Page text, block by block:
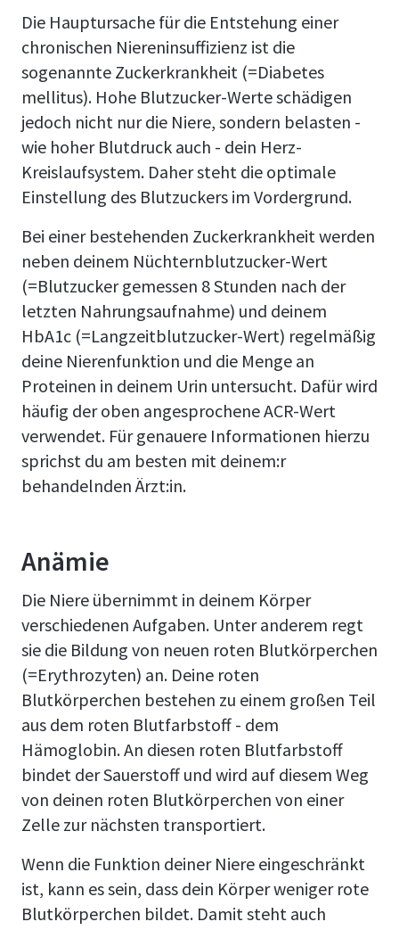
Die Hauptursache für die Entstehung einer
chronischen Niereninsuffizienz ist die
sogenannte Zuckerkrankheit (=Diabetes
mellitus). Hohe Blutzucker-Werte schädigen
jedoch nicht nur die Niere, sondern belasten -
wie hoher Blutdruck auch - dein Herz-
Kreislaufsystem. Daher steht die optimale
Einstellung des Blutzuckers im Vordergrund.
Bei einer bestehenden Zuckerkrankheit werden
neben deinem Nüchternblutzucker-Wert
(=Blutzucker gemessen 8 Stunden nach der
letzten Nahrungsaufnahme) und deinem
HbA1c (=Langzeitblutzucker-Wert) regelmäßig
deine Nierenfunktion und die Menge an
Proteinen in deinem Urin untersucht. Dafür wird
häufig der oben angesprochene ACR-Wert
verwendet. Für genauere Informationen hierzu
sprichst du am besten mit deinem:r
behandelnden Ärzt:in.
Anämie
Die Niere übernimmt in deinem Körper
verschiedenen Aufgaben. Unter anderem regt
sie die Bildung von neuen roten Blutkörperchen
(=Erythrozyten) an. Deine roten
Blutkörperchen bestehen zu einem großen Teil
aus dem roten Blutfarbstoff - dem
Hämoglobin. An diesen roten Blutfarbstoff
bindet der Sauerstoff und wird auf diesem Weg
von deinen roten Blutkörperchen von einer
Zelle zur nächsten transportiert.
Wenn die Funktion deiner Niere eingeschränkt
ist, kann es sein, dass dein Körper weniger rote
Blutkörperchen bildet. Damit steht auch